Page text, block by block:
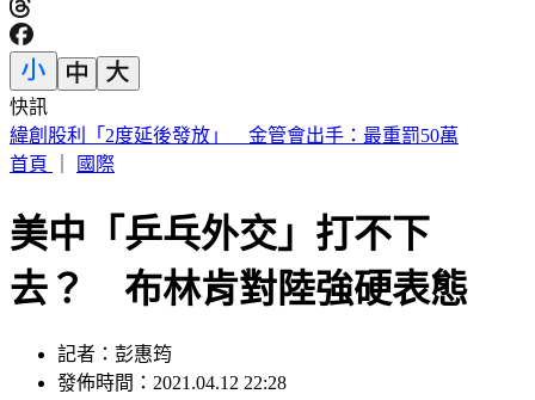
快訊
傅子純「穿病人服回家」生前暖舉惹鼻酸 愛妻心碎：我想你
了
美中「乒乓外交」打不下
去？ 布林肯對陸強硬表態
記者：彭惠筠